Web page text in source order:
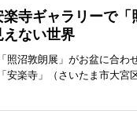
楽寺ギャラリーで
えない世界
照沼敦朗展」がお盆に合わ
安楽寺」（さいたま市大宮